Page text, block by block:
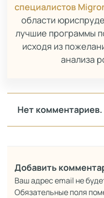
специалистов
области
лучшие программы
исходя из
анализа
Нет
Добавить
Ваш адрес email не
Обязательные поля